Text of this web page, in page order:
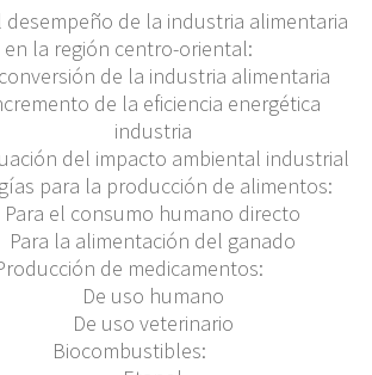
desempeño de la industria alimentaria
en la región centro-oriental:
de la industria alimentaria
de la eficiencia energética
industria
del impacto ambiental industrial
para la producción de alimentos:
Para el consumo humano directo
Para la alimentación del ganado
de medicamentos:
De uso humano
De uso veterinario
Biocombustibles: